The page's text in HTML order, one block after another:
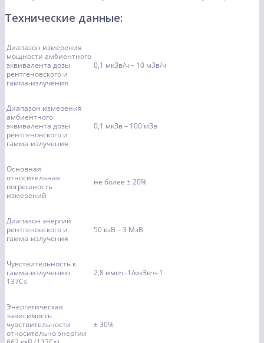
Технические данные:
Диапазон измерения
мощности амбиентного
эквивалента дозы
рентгеновского и
гамма-излучения
0,1 мкЗв/ч – 10 мЗв/ч
Диапазон измерения
амбиентного
эквивалента дозы
рентгеновского и
гамма-излучения
0,1 мкЗв – 100 мЗв
Основная
относительная
погрешность
измерений
не более ± 20%
Диапазон энергий
рентгеновского и
гамма-излучения
50 кэВ – 3 МэВ
Чувствительность к
гамма-излучению
137Cs
2,8 имп·с-1/мкЗв·ч-1
Энергетическая
зависимость
чувствительности
относительно энергии
± 30%